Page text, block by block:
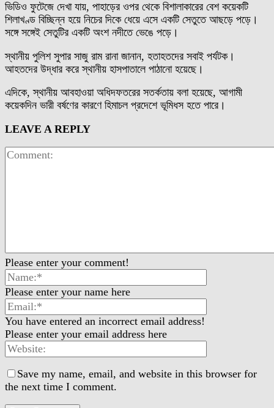
ভিডিও ফুটেজে দেখা যায়, পাহাড়ের ওপর থেকে বিশালাকারের বেশ কয়েকটি
শিলাখণ্ড বিচ্ছিন্ন হয়ে নিচের দিকে ধেয়ে এসে একটি সেতুতে আছড়ে পড়ে।
সঙ্গে সঙ্গেই সেতুটির একটি অংশ নদীতে ভেঙে পড়ে।
স্থানীয় পুলিশ সুপার সাজু রাম রানা জানান, হতাহতদের সবাই পর্যটক।
আহতদের উদ্ধার করে স্থানীয় হাসপাতালে পাঠানো হয়েছে।
এদিকে, স্থানীয় আবহাওয়া অধিদফতরের সতর্কতায় বলা হয়েছে, আগামী
কয়েকদিন ভারী বর্ষণের কারণে হিমাচল প্রদেশে ভূমিধস হতে পারে।
LEAVE A REPLY
Please enter your comment!
Please enter your name here
You have entered an incorrect email address!
Please enter your email address here
Save my name, email, and website in this browser for
the next time I comment.